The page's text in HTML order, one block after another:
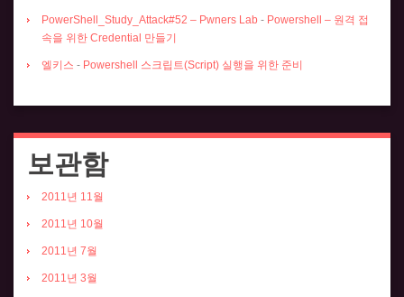
PowerShell_Study_Attack#52 – Pwners Lab - Powershell – 원격 접
속을 위한 Credential 만들기
엘키스 - Powershell 스크립트(Script) 실행을 위한 준비
보관함
2011년 11월
2011년 10월
2011년 7월
2011년 3월